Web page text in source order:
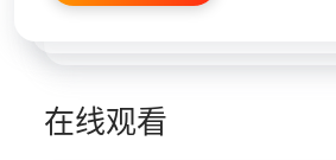
在线观看